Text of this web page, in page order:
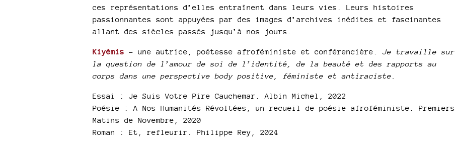
ces représentations d’elles entraînent dans leurs vies. Leurs histoires
passionnantes sont appuyées par des images d’archives inédites et fascinantes
allant des siècles passés jusqu’à nos jours.
Kiyémis - une autrice, poétesse afroféministe et conférencière.Je travaille sur
la question de l’amour de soi de l’identité, de la beauté et des rapports au
corps dans une perspective body positive, féministe et antiraciste.
Essai : Je Suis Votre Pire Cauchemar. Albin Michel, 2022
Poésie : A Nos Humanités Révoltées, un recueil de poésie afroféministe. Premiers
Matins de Novembre, 2020
Roman : Et, refleurir. Philippe Rey, 2024